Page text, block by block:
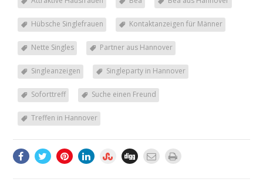
Hübsche Singlefrauen Kontaktanzeigen für Männer
Nette Singles Partner aus Hannover
Singleanzeigen Singleparty in Hannover
Soforttreff Suche einen Freund
Treffen in Hannover